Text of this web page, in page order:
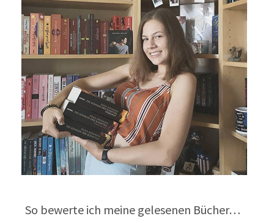
So bewerte ich meine gelesenen Bücher…